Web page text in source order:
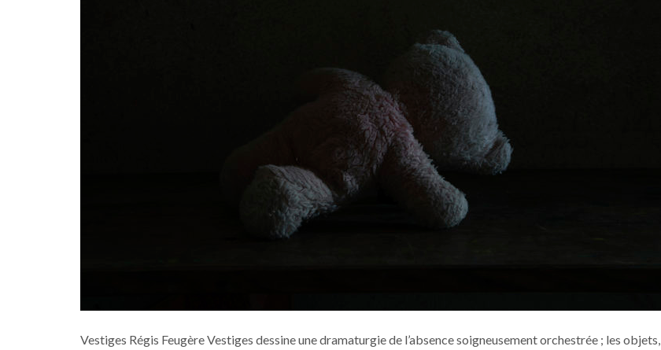
Vestiges Régis Feugère Vestiges dessine une dramaturgie de l’absence soigneusement orchestrée ; les objets,